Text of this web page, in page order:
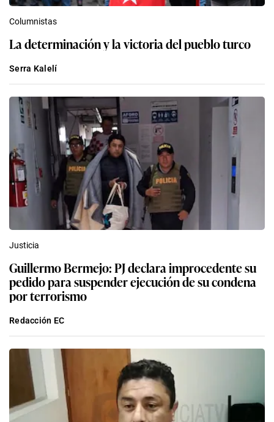
Columnistas
La determinación y la victoria del pueblo turco
Serra Kalelí
Justicia
Guillermo Bermejo: PJ declara improcedente su
pedido para suspender ejecución de su condena
por terrorismo
Redacción EC